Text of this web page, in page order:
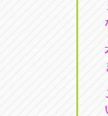
愛知県
アップ
愛知県
アップ